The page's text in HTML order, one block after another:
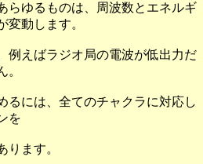
らゆるものは、周波数とエネルギ
変動します。
例えばラジオ局の電波が低出力だ
。
るには、全てのチャクラに対応し
を
ります。